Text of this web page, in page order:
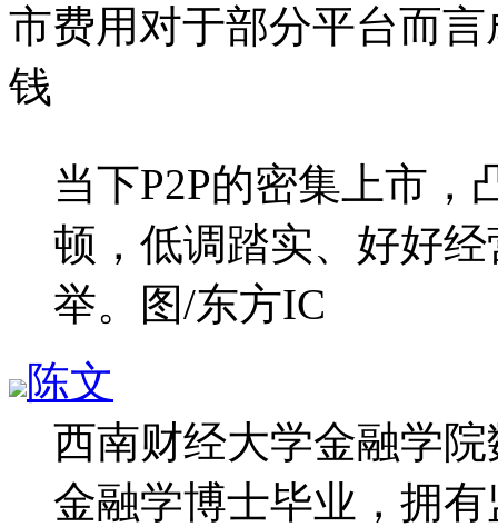
市费用对于部分平台而
钱
当下P2P的密集上市
顿，低调踏实、好好
举。图/东方IC
陈文
西南财经大学金融学
金融学博士毕业，拥